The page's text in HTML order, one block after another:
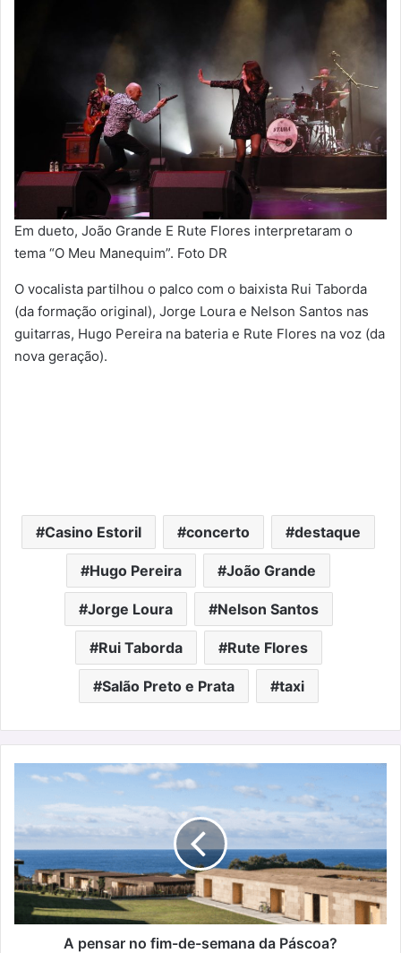
Em dueto, João Grande E Rute Flores interpretaram o
tema “O Meu Manequim”. Foto DR
O vocalista partilhou o palco com o baixista Rui Taborda
(da formação original), Jorge Loura e Nelson Santos nas
guitarras, Hugo Pereira na bateria e Rute Flores na voz (da
nova geração).
Casino Estoril concerto destaque
Hugo Pereira João Grande
Jorge Loura Nelson Santos
Rui Taborda Rute Flores
Salão Preto e Prata taxi
fim-
de-
semana
da
A pensar no fim-de-semana da Páscoa?